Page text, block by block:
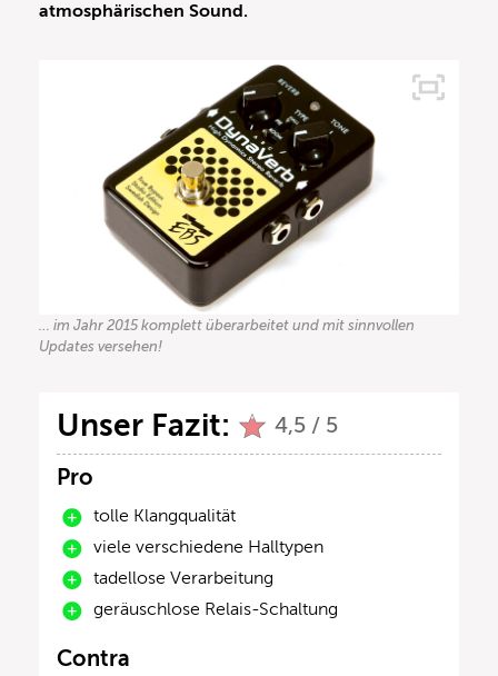
atmosphärischen Sound.
… im Jahr 2015 komplett überarbeitet und mit sinnvollen
Updates versehen!
Unser Fazit: 4,5 / 5
Pro
tolle Klangqualität
viele verschiedene Halltypen
tadellose Verarbeitung
geräuschlose Relais-Schaltung
Contra